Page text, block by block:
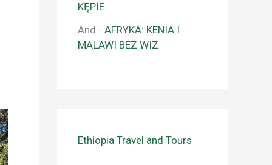
KĘPIE
And - AFRYKA: KENIA I
MALAWI BEZ WIZ
Ethiopia Travel and Tours